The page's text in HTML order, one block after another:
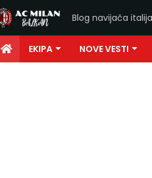
Blog navijača
EKIPA NOVE VESTI